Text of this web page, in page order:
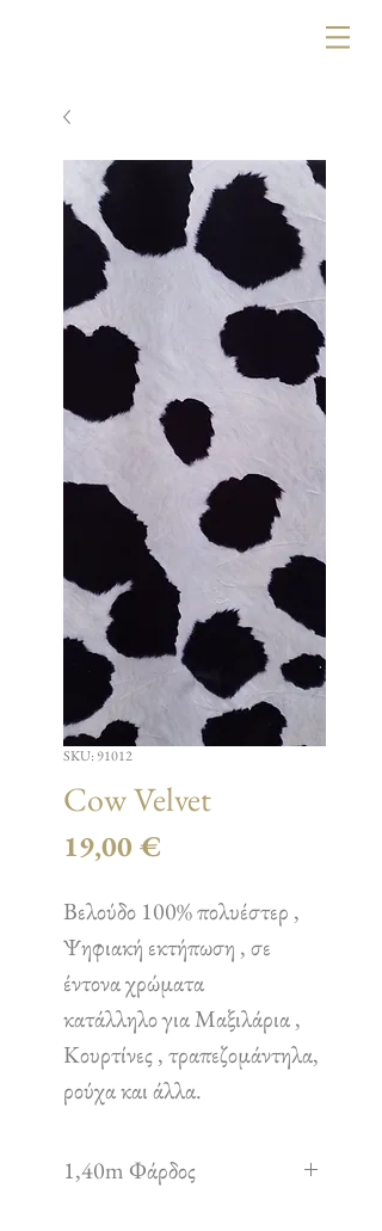
SKU: 91012
Cow Velvet
19,00 €
Βελούδο 100% πολυέστερ ,
Ψηφιακή εκτήπωση , σε
έντονα χρώματα
κατάλληλο για Μαξιλάρια ,
Κουρτίνες , τραπεζομάντηλα,
ρούχα και άλλα.
1,40m Φάρδος